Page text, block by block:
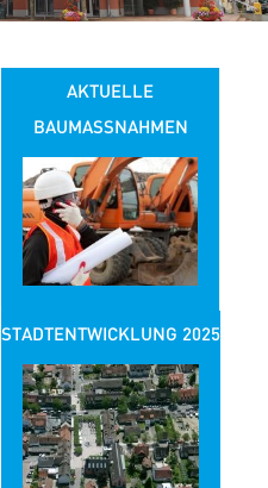
AKTUELLE
BAUMASSNAHMEN
STADTENTWICKLUNG 2025